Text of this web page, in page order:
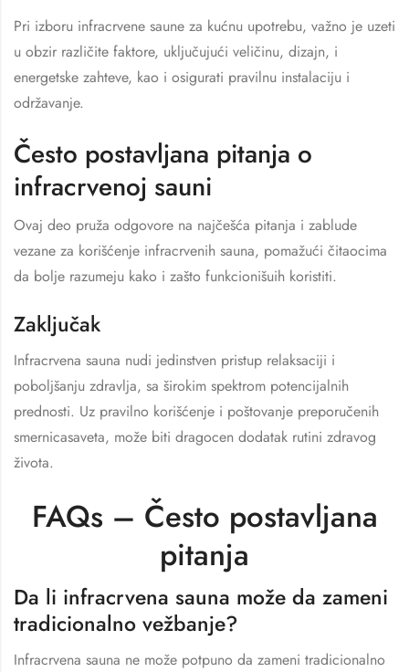
Pri izboru infracrvene saune za kućnu upotrebu, važno je uzeti
u obzir različite faktore, uključujući veličinu, dizajn, i
energetske zahteve, kao i osigurati pravilnu instalaciju i
održavanje.
Često postavljana pitanja o
infracrvenoj sauni
Ovaj deo pruža odgovore na najčešća pitanja i zablude
vezane za korišćenje infracrvenih sauna, pomažući čitaocima
da bolje razumeju kako i zašto funkcionišuih koristiti.
Zaključak
Infracrvena sauna nudi jedinstven pristup relaksaciji i
poboljšanju zdravlja, sa širokim spektrom potencijalnih
prednosti. Uz pravilno korišćenje i poštovanje preporučenih
smernicasaveta, može biti dragocen dodatak rutini zdravog
života.
FAQs – Često postavljana
pitanja
Da li infracrvena sauna može da zameni
tradicionalno vežbanje?
Infracrvena sauna ne može potpuno da zameni tradicionalno